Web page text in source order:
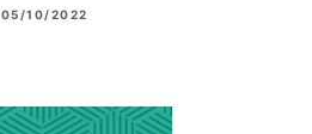
05/10/2022